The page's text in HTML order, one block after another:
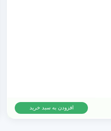
افزودن به سبد خرید